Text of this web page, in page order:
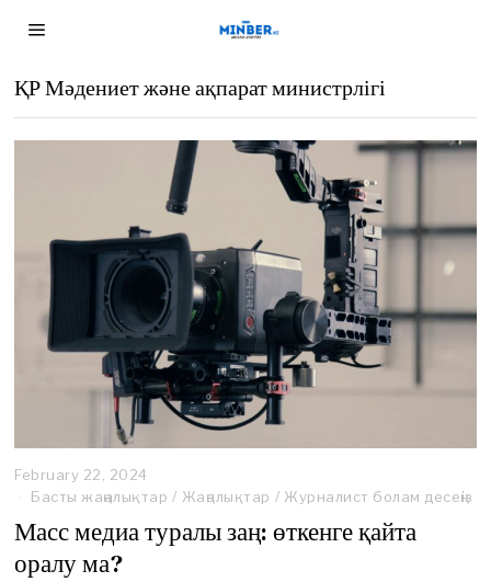
ҚР Мәдениет және ақпарат министрлігі
February 22, 2024
e
r
Басты жаңалықтар / Жаңалықтар / Журналист болам десеңіз
Масс медиа туралы заң: өткенге қайта
оралу ма?